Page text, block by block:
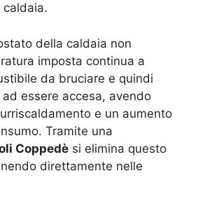
caldaia.
della caldaia non
imposta continua a
da bruciare e quindi
essere accesa, avendo
e un aumento
Tramite una
Coppedè si elimina questo
direttamente nelle